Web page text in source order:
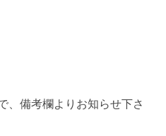
、備考欄よりお知らせ下さ